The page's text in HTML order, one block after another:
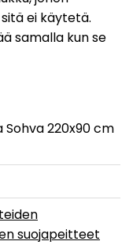
ei käytetä.
samalla kun se
Sohva 220x90 cm
suojapeitteet